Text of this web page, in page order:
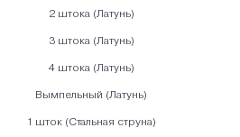
2 штока (Латунь)
3 штока (Латунь)
4 штока (Латунь)
Вымпельный (Латунь)
1 шток (Стальная струна)